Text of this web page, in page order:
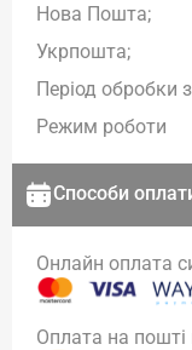
Нова Пошта;
Укрпошта;
Період обробки
Режим роботи
Способи
Онлайн оплата
Оплата на пошті